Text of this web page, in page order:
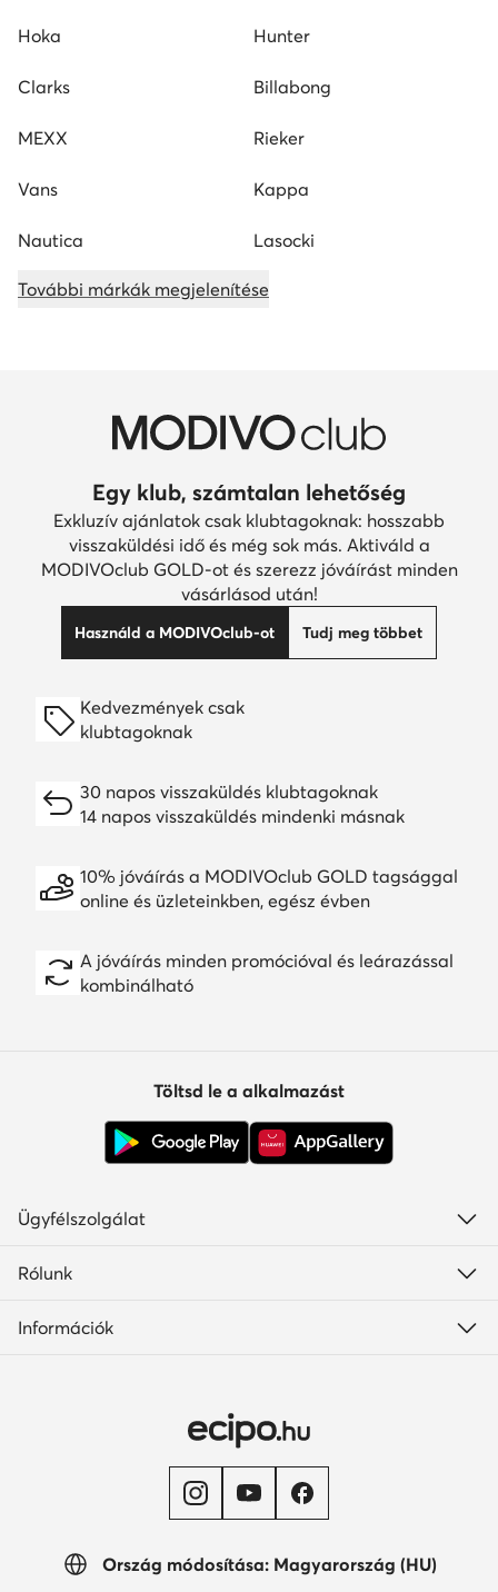
Hoka Hunter
Clarks Billabong
MEXX Rieker
Vans Kappa
Nautica Lasocki
További márkák megjelenítése
Egy klub, számtalan lehetőség
Exkluzív ajánlatok csak klubtagoknak: hosszabb
visszaküldési idő és még sok más. Aktiváld a
MODIVOclub GOLD-ot és szerezz jóváírást minden
vásárlásod után!
Használd a MODIVOclub-ot Tudj meg többet
Kedvezmények csak
klubtagoknak
30 napos visszaküldés klubtagoknak
14 napos visszaküldés mindenki másnak
10% jóváírás a MODIVOclub GOLD tagsággal
online és üzleteinkben, egész évben
A jóváírás minden promócióval és leárazással
kombinálható
Ország módosítása: Magyarország (HU)
Töltsd le a alkalmazást
Ügyfélszolgálat
Rólunk
Információk